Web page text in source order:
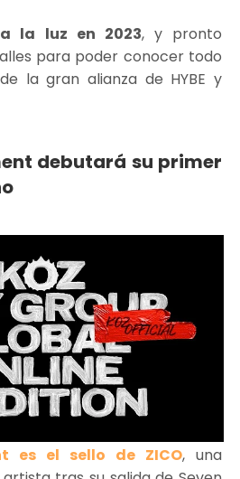
la luz en 2023, y pronto
para poder conocer todo
la gran alianza de HYBE y
debutará su primer
es el sello de ZICO, una